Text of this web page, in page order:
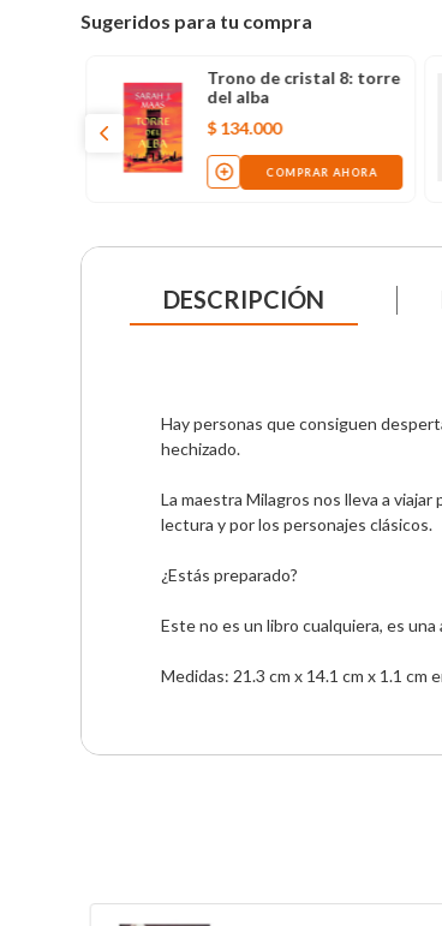
Sugeridos para tu compra
Trono de cristal 8: torre
del alba
$ 134.000
COMPRAR AHORA
DESCRIPCIÓN
Hay personas que consiguen
hechizado.
La maestra Milagros nos lleva a
lectura y por los personajes clásicos.
¿Estás preparado?
Este no es un libro cualquiera, es
Medidas: 21.3 cm x 14.1 cm x 1.1 cm